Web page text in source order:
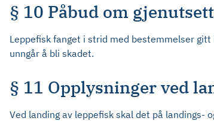
§ 10 Påbud om
Leppefisk fanget i strid med bestemmelser
unngår å bli skadet.
§ 11 Opplysninger ved
Ved landing av leppefisk skal det på landings-